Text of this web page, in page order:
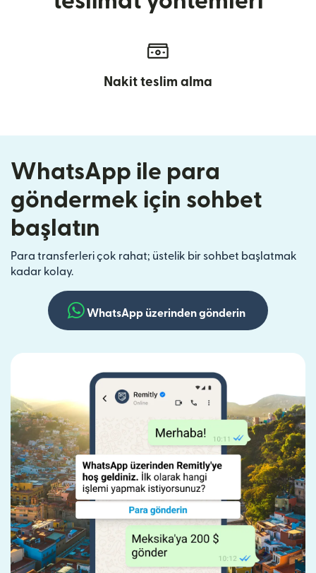
Nakit teslim alma
WhatsApp ile para
göndermek için sohbet
başlatın
Para transferleri çok rahat; üstelik bir sohbet başlatmak
kadar kolay.
WhatsApp üzerinden gönderin